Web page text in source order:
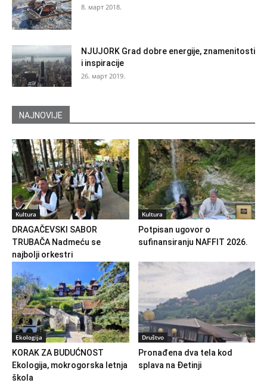
8. март 2018.
NJUJORK Grad dobre energije, znamenitosti
i inspiracije
26. март 2019.
NAJNOVIJE
Kultura
DRAGAČEVSKI SABOR
TRUBAČA Nadmeću se
najbolji orkestri
Kultura
Potpisan ugovor o
sufinansiranju NAFFIT 2026.
Ekologija
KORAK ZA BUDUĆNOST
Ekologija, mokrogorska letnja
škola
Društvo
Pronađena dva tela kod
splava na Đetinji